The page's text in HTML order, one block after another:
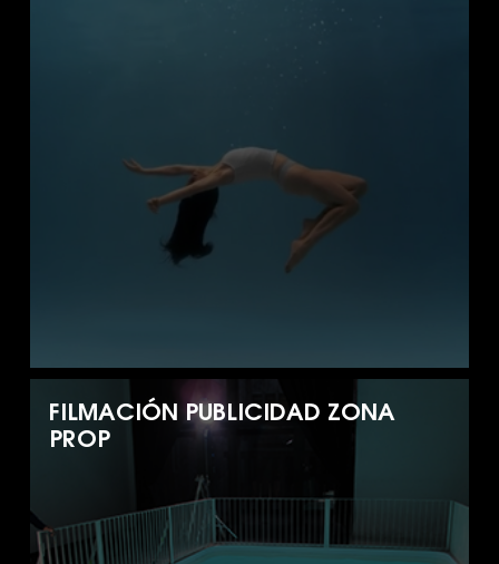
FILMACIÓN PUBLICIDAD ZONA
PROP